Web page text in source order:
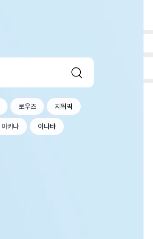
로우즈 지위픽
아카나 이나바